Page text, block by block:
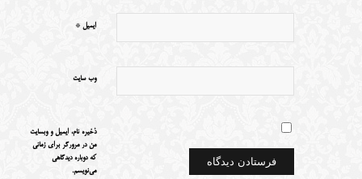
ایمیل *
وب‌ سایت
ذخیره نام، ایمیل و وبسایت
من در مرورگر برای زمانی
که دوباره دیدگاهی
می‌نویسم.